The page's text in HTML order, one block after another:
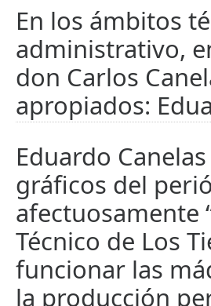
En los ámbitos
administrativo,
don Carlos
apropiados:
Eduardo
gráficos del
afectuosamente
Técnico de Los
funcionar las
la producción